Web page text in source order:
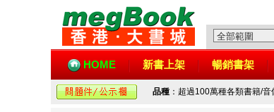
HOME 新書上架 暢銷書架
品種 ：超過100萬種各類書籍/